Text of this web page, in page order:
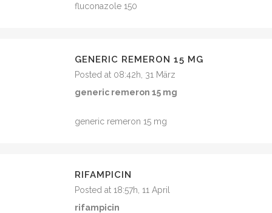
fluconazole 150
GENERIC REMERON 15 MG
Posted at 08:42h, 31 März
generic remeron 15 mg
generic remeron 15 mg
RIFAMPICIN
Posted at 18:57h, 11 April
rifampicin